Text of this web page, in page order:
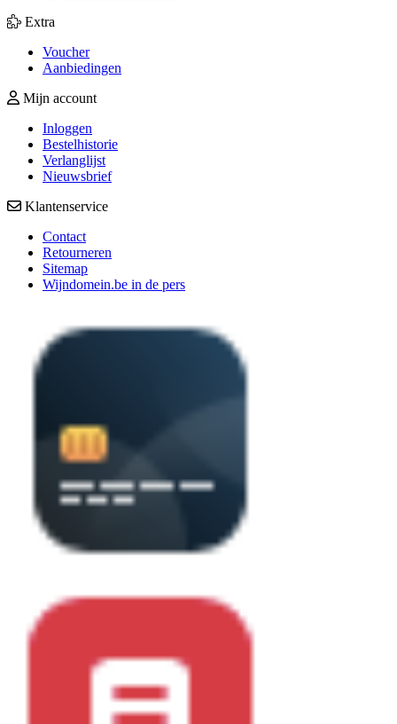
Extra
Voucher
Aanbiedingen
Mijn account
Inloggen
Bestelhistorie
Verlanglijst
Nieuwsbrief
Klantenservice
Contact
Retourneren
Sitemap
Wijndomein.be in de pers